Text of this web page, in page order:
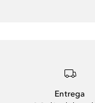
Entrega